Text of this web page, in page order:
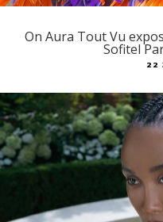
On Aura Tout Vu
Sofitel
22